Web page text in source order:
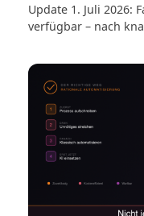
Update 1. Juli 2026:
verfügbar – nach